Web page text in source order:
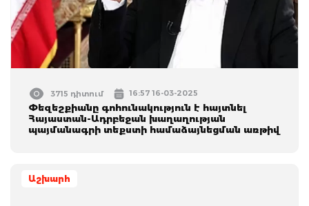
3715 դիտում 16:57 16-03-2025
Փեզեշքիանը գոհունակություն է հայտնել
Հայաստան-Ադրբեջան խաղաղության
պայմանագրի տեքստի համաձայնեցման առթիվ
Աշխարհ